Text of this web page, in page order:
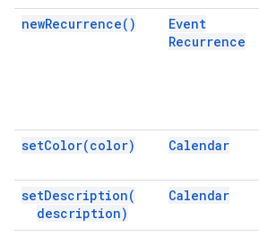
newRecurrence( )
Event
Recurrence
setColor(color) Calendar
setDescription(
description)
Calendar